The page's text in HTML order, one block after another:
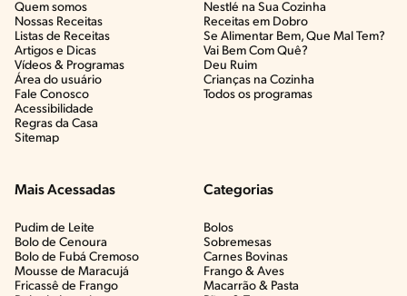
Quem somos
Nossas Receitas
Listas de Receitas​
Artigos e Dicas​
Vídeos & Programas​
Área do usuário
Fale Conosco
Acessibilidade
Regras da Casa
Sitemap
Nestlé na Sua Cozinha
Receitas em Dobro
Se Alimentar Bem, Que Mal Tem?​
Vai Bem Com Quê?​
Deu Ruim​
Crianças na Cozinha​
Todos os programas
Mais Acessadas
Pudim de Leite
Bolo de Cenoura
Bolo de Fubá Cremoso
Mousse de Maracujá
Fricassê de Frango
Categorias
Bolos
Sobremesas
Carnes Bovinas​
Frango & Aves​
Macarrão & Pasta​